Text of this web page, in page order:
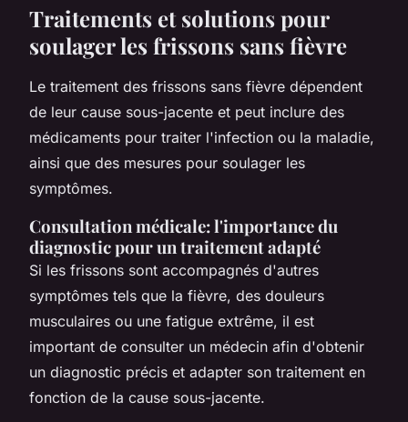
Traitements et solutions pour
soulager les frissons sans fièvre
Le traitement des frissons sans fièvre dépendent
de leur cause sous-jacente et peut inclure des
médicaments pour traiter l'infection ou la maladie,
ainsi que des mesures pour soulager les
symptômes.
Consultation médicale: l'importance du
diagnostic pour un traitement adapté
Si les frissons sont accompagnés d'autres
symptômes tels que la fièvre, des douleurs
musculaires ou une fatigue extrême, il est
important de consulter un médecin afin d'obtenir
un diagnostic précis et adapter son traitement en
fonction de la cause sous-jacente.